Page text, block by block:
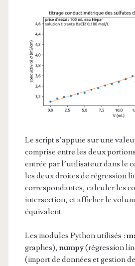
Le script s’appuie sur une
comprise entre les deux
entrée par l’utilisateur dans le
les deux droites de régression
correspondantes, calculer les
intersection, et afficher le
équivalent.
Les modules Python utilisés :
graphes), numpy(régression
(import de données et gestion